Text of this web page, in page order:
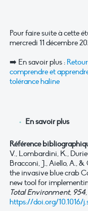
Pour faire suite à cette
mercredi 11 décembre
➡️ En savoir plus :
comprendre et
tolérance haline
En savoir plus
Référence
V., Lombardini, K.,
Bracconi, J., Aiello, A.,
the invasive blue crab
new tool for
Total Environment, 954
https://doi.org/10.1016/